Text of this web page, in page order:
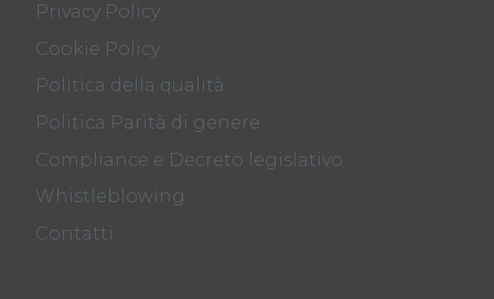
Privacy Policy
Cookie Policy
Politica della qualità
Politica Parità di genere
Compliance e Decreto legislativo
Whistleblowing
Contatti